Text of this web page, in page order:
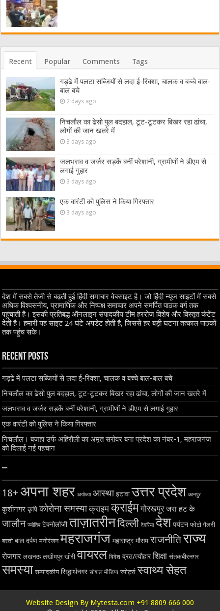
Recent Popular Comments Tags
गड्ढे में पलटा सब्जियों से लदा ई-रिक्शा, चालक व बच्चे बाल-
बाल बचे
2 days ago
निचलौल का ढेसो पुल बदहाल, टूट-टूटकर बिखर रहा ढांचा,
लोगों की जान खतरे में
3 days ago
जलभराव व जर्जर सड़कें बनीं परेशानी, ग्रामीणों ने डीएम से
लगाई गुहार
3 days ago
एक वारंटी को पुलिस ने किया गिरफ्तार
3 days ago
देश में सबसे तेजी से बढ़ती हुई हिंदी समाचार वेबसाइट है। जो हिंदी न्यूज साइटों में सबसे
अधिक विश्वसनीय, प्रामाणिक और निष्पक्ष समाचार अपने समर्पित पाठक वर्ग तक
पहुंचाती है। इसकी प्रतिबद्ध ऑनलाइन संपादकीय टीम हररोज विशेष और विस्तृत कंटेंट
देती है। हमारी यह साइट 24 घंटे अपडेट होती है, जिससे हर बड़ी घटना तत्काल पाठकों
तक पहुंच सके।
Recent Posts
गड्ढे में पलटा सब्जियों से लदा ई-रिक्शा, चालक व बच्चे बाल-बाल बचे
निचलौल का ढेसो पुल बदहाल, टूट-टूटकर बिखर रहा ढांचा, लोगों की जान खतरे में
जलभराव व जर्जर सड़कें बनीं परेशानी, ग्रामीणों ने डीएम से लगाई गुहार
एक वारंटी को पुलिस ने किया गिरफ्तार
निचलौल। बजहा उर्फ अहिरौली का अमृत सरोवर बना प्रदेश का नंबर-1, महराजगंज
को दिलाई नई पहचान
–
18+ अपना शहर अयोध्या आस्था इटावा उत्तर प्रदेश कानपुर
कुशीनगर कृषि कोरोना समस्या क्राइम क्राईम गोरखपुर जरा हट के
जालौन ज्योतिष टेक्नोलॉजी ताज़ातरीनदिल्ली देवरिया देश पर्यटन फोटो गैलरी
बस्ती बाल दर्पण मनोरंजन महराजगंज महाराष्ट्र मौसम राजनीतिराज्य
रोजगार लखनऊ लखीमपुर खीरी वायरल विदेश व्रत/त्यौहार शिक्षा संतकबीरनगर
समस्या सम्पादकीय सिद्धार्थनगर सोशल मीडिया स्पोर्ट्स स्वाथ्य सेहत
Website Design By Mytesta.com +91 8809 666 000